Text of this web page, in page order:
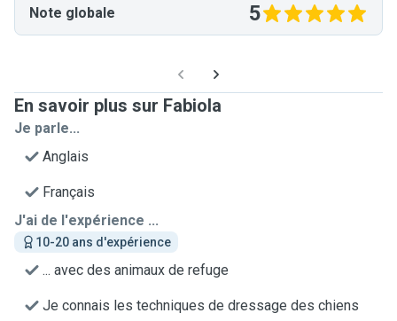
Note globale 5
En savoir plus sur Fabiola
Je parle...
Anglais
Français
J'ai de l'expérience ...
10-20 ans d'expérience
... avec des animaux de refuge
Je connais les techniques de dressage des chiens